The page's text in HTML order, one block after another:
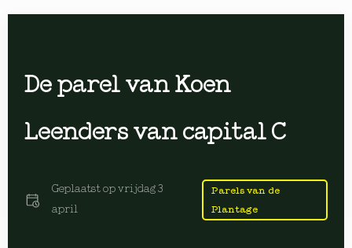
De parel van Koen
Leenders van capital C
Geplaatst op vrijdag 3
april
Parels van de
Plantage